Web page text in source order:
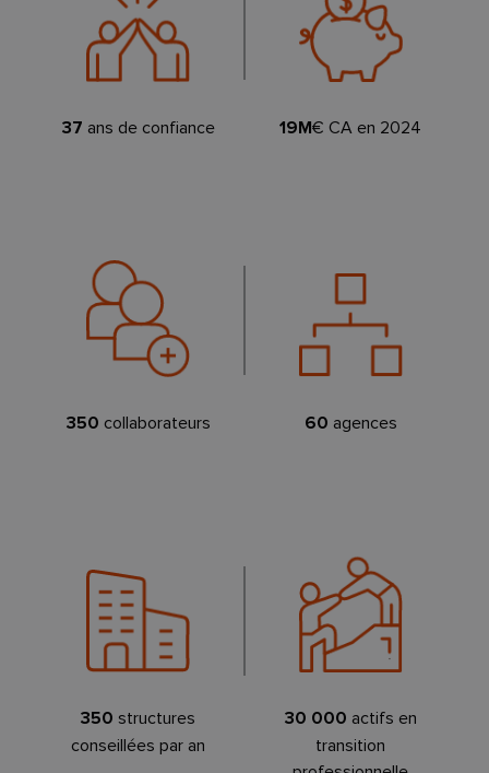
37 ans de confiance 19M€ CA en 2024
350 collaborateurs 60 agences
350 structures
conseillées par an
30 000 actifs en
transition